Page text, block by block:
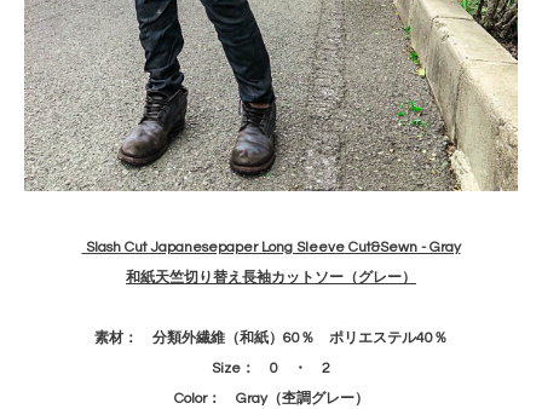
Slash Cut Japanesepaper Long Sleeve Cut&Sewn - Gray
和紙天竺切り替え長袖カットソー（グレー）
素材： 分類外繊維（和紙）60％ ポリエステル40％
Size： 0 ・ 2
Color： Gray（杢調グレー）